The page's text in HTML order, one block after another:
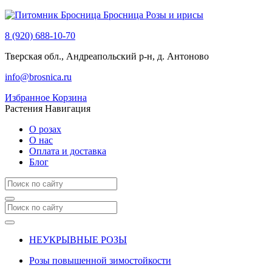
Бросница Розы и ирисы
8 (920) 688-10-70
Тверская обл., Андреапольский р-н, д. Антоново
info@brosnica.ru
Избранное Корзина
Растения Навигация
О розах
О нас
Оплата и доставка
Блог
НЕУКРЫВНЫЕ РОЗЫ
Розы повышенной зимостойкости